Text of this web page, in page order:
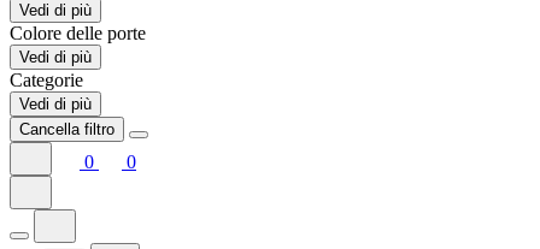
Vedi di più
Colore delle porte
Vedi di più
Categorie
Vedi di più
Cancella filtro
0 0